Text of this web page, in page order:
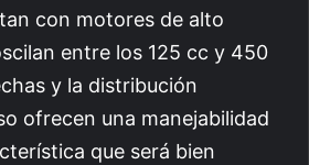
con motores de alto
entre los 125 cc y 450
y la distribución
ofrecen una manejabilidad
que será bien